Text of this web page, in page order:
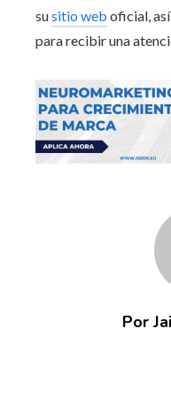
susitio web oficial,
para recibir una
Por